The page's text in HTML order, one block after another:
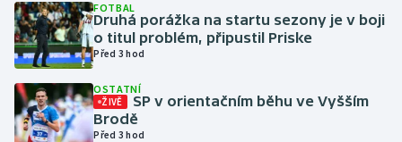
Lyže a snowboard
Moderní pětiboj
Motorsport
FOTBAL
Druhá porážka na startu sezony je v boji
o titul problém, připustil Priske
Před 3 hod
OSTATNÍ
ŽIVĚ
SP v orientačním běhu ve Vyšším
Brodě
Před 3 hod